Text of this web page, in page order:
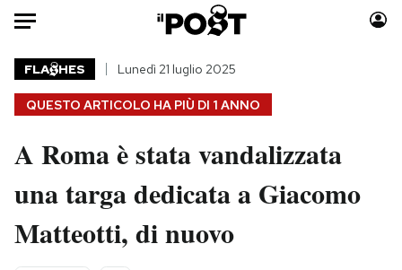
Auto
HOME
Italia
Politica
Tecnologia
Moda
Consumismi
Storie/Idee
QUESTO ARTICOLO HA PIÙ DI 1 ANNO
FLA HES Lunedì 21 luglio 2025
A Roma è stata vandalizzata
una targa dedicata a Giacomo
Matteotti, di nuovo